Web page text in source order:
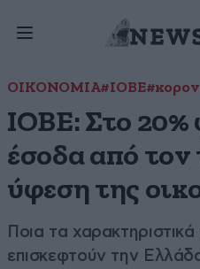
ΟΙΚΟΝΟΜΙΑ#ΙΟΒΕ
ΙΟΒΕ: Στο 20%
έσοδα από τον
ύφεση της
Ποια τα
επισκεφτούν την